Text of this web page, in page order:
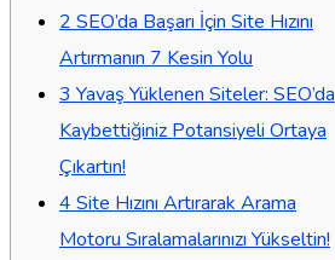
2 SEO’da Başarı İçin Site Hızını
Artırmanın 7 Kesin Yolu
3 Yavaş Yüklenen Siteler: SEO’da
Kaybettiğiniz Potansiyeli Ortaya
Çıkartın!
4 Site Hızını Artırarak Arama
Motoru Sıralamalarınızı Yükseltin!